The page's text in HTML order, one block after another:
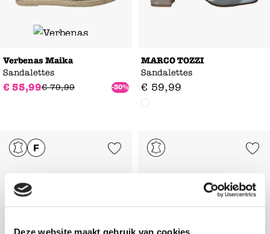
Verbenas Maika
Sandalettes
€ 55,99€ 79,99 -30%
MARCO TOZZI
Sandalettes
€ 59,99
Add to Wishlist Add to